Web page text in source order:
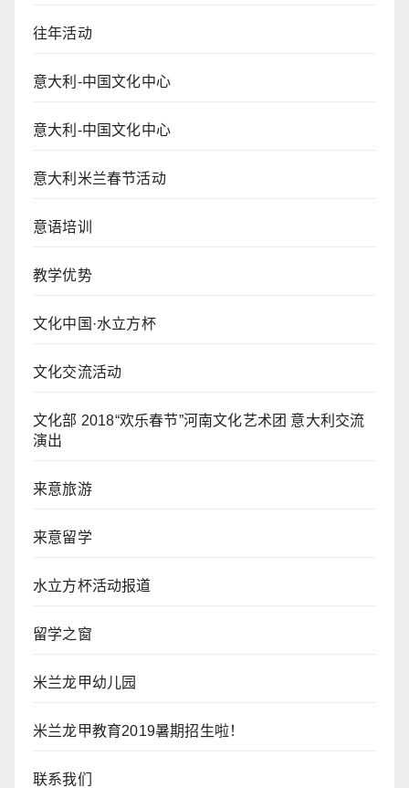
往年活动
意大利-中国文化中心
意大利-中国文化中心
意大利米兰春节活动
意语培训
教学优势
文化中国·水立方杯
文化交流活动
文化部 2018“欢乐春节”河南文化艺术团 意大利交流
演出
来意旅游
来意留学
水立方杯活动报道
留学之窗
米兰龙甲幼儿园
米兰龙甲教育2019暑期招生啦！
联系我们